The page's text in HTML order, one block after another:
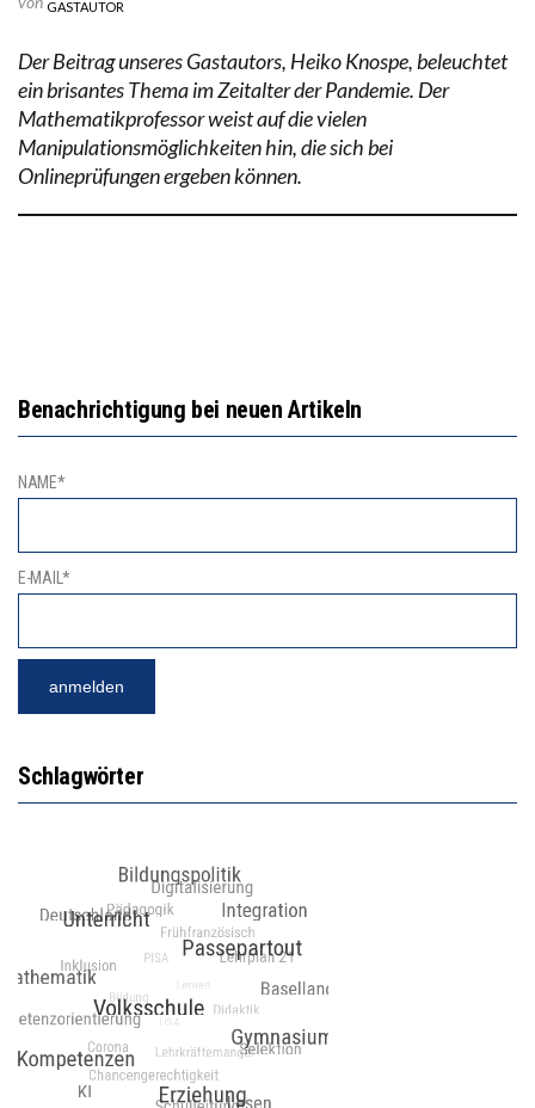
GASTAUTOR
Der Beitrag unseres Gastautors, Heiko Knospe, beleuchtet
ein brisantes Thema im Zeitalter der Pandemie. Der
Mathematikprofessor weist auf die vielen
Manipulationsmöglichkeiten hin, die sich bei
Onlineprüfungen ergeben können.
Benachrichtigung bei neuen Artikeln
NAME*
E-MAIL*
Schlagwörter